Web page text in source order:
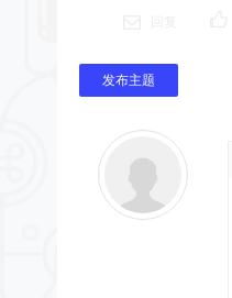
发布主题